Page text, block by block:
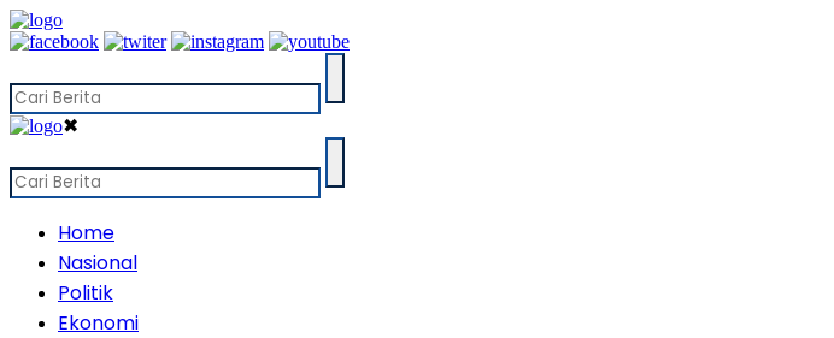
✖
Home
Nasional
Politik
Ekonomi